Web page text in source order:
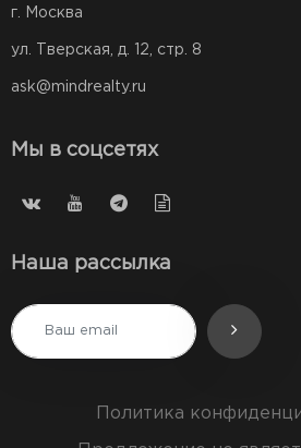
г. Москва
ул. Тверская, д. 12, стр. 8
ask@mindrealty.ru
Мы в соцсетях
Наша рассылка
Политика